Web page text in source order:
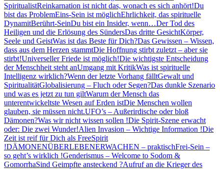
SpiritualistReinkarnation ist nicht das, wonach es sich anhört!Du
bist das ProblemEins-Sein ist möglichEhrlichkeit, das spirituelle
DynamitBerührt-SeinDu bist ein Insider, wenn…Der Tod des
Heiligen und die Erlösung des SündersDas dritte GesichtKörper,
Seele und GeistWas ist das Beste für Dich?Das Gewissen – Wissen,
dass aus dem Herzen stammtDie Hoffnung stirbt zuletzt – aber sie
stirbt!Universeller Friede ist möglich!Die wichtigste Entscheidung
der Menschheit steht anUmgang mit KritikWas ist spirituelle
Intelligenz wirklich?Wenn der letzte Vorhang fälltGewalt und
SpiritualitätGlobalisierung – Fluch oder Segen?Das dunkle Szenario
und was es jetzt zu tun giltWarum der Mensch das
unterentwickeltste Wesen auf Erden istDie Menschen wollen
glauben, sie müssen nicht.UFO’s – Außerirdische oder bloß
Dämonen?Was wir nicht wissen sollen !Die Spirit-Szene erwacht
oder: Die zwei Wunder!Alien Invasion – Wichtige Information !Die
Zeit ist reif für Dich als FreeSpirit
!DÄMONENÜBERLEBENERWACHEN – praktischFrei-Sein –
so geht’s wirklich !Genderismus – Welcome to Sodom &
GomorrhaSind Geimpfte ansteckend ?Aufruf an die Krieger des